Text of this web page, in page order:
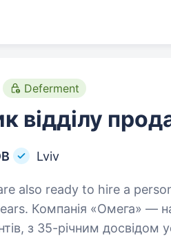
Deferment
відділу
Lviv
also ready to hire a
дистриб’тор
з 35-річним досвідом